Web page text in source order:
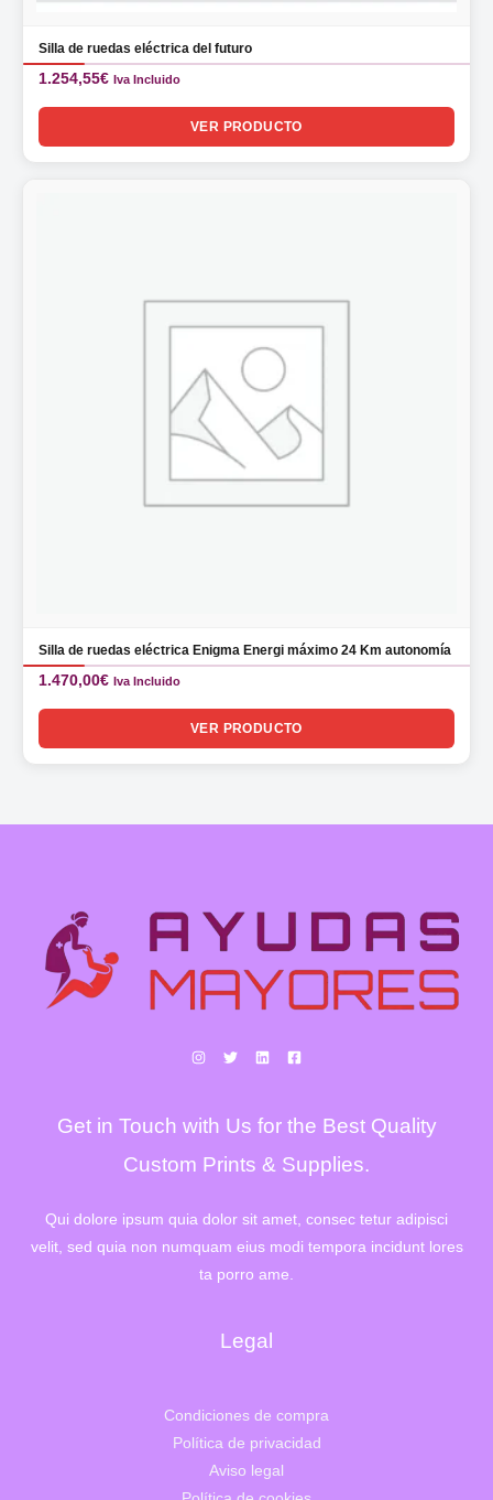
Silla de ruedas eléctrica del futuro
1.254,55€ Iva Incluido
VER PRODUCTO
Silla de ruedas eléctrica Enigma Energi máximo 24 Km autonomía
1.470,00€ Iva Incluido
VER PRODUCTO
Get in Touch with Us for the Best Quality
Custom Prints & Supplies.
Qui dolore ipsum quia dolor sit amet, consec tetur adipisci
velit, sed quia non numquam eius modi tempora incidunt lores
ta porro ame.
Legal
Condiciones de compra
Política de privacidad
Aviso legal